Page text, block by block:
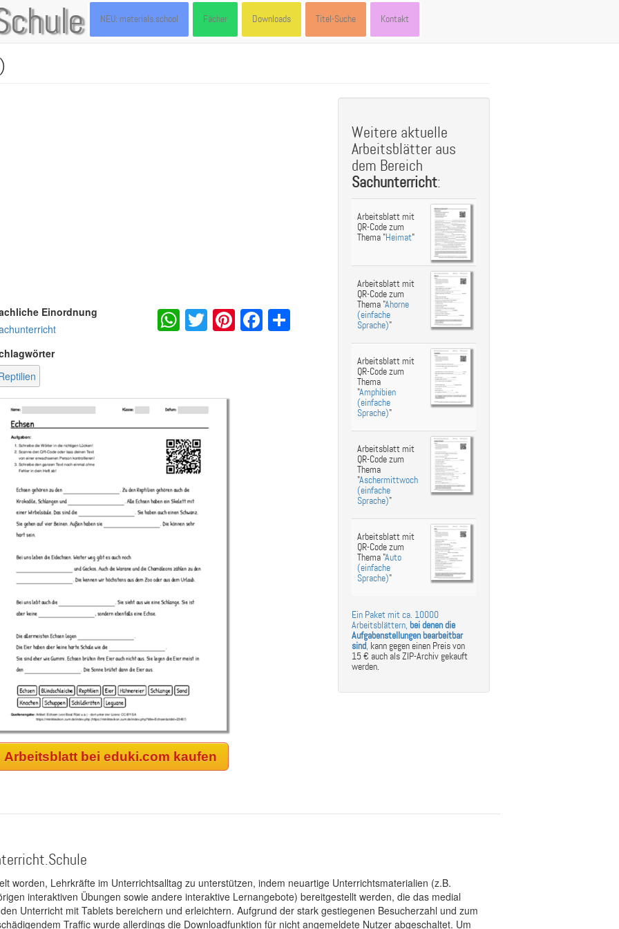
NEU: materials.school Fächer Downloads Titel-Suche Kontakt
Einordnung
WhatsApp
Twitter
Pinterest
Facebook
Arbeitsblatt bei eduki.com kaufen
Weitere aktuelle
Arbeitsblätter aus
dem Bereich
Sachunterricht:
Arbeitsblatt mit
QR-Code zum
Thema "Heimat"
Arbeitsblatt mit
QR-Code zum
Thema "Ahorne
(einfache
Sprache)"
Arbeitsblatt mit
QR-Code zum
Thema
"Amphibien
(einfache
Sprache)"
Arbeitsblatt mit
QR-Code zum
Thema
"Aschermittwoch
(einfache
Sprache)"
Arbeitsblatt mit
QR-Code zum
Thema "Auto
(einfache
Sprache)"
Ein Paket mit ca. 10000
Arbeitsblättern, bei denen die
Aufgabenstellungen bearbeitbar
sind, kann gegen einen Preis von
15 € auch als ZIP-Archiv gekauft
werden.
worden, Lehrkräfte im Unterrichtsalltag zu unterstützen, indem neuartige Unterrichtsmaterialien (z.B.
interaktiven Übungen sowie andere interaktive Lernangebote) bereitgestellt werden, die das medial
Unterricht mit Tablets bereichern und erleichtern. Aufgrund der stark gestiegenen Besucherzahl und zum
Traffic wurde allerdings die Downloadfunktion für nicht angemeldete Nutzer abgeschaltet. Um